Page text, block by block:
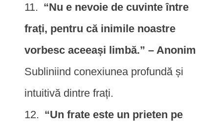
“Nu e nevoie de cuvinte între
frați, pentru că inimile noastre
vorbesc aceeași limbă.” – Anonim
Subliniind conexiunea profundă și
intuitivă dintre frați.
“Un frate este un prieten pe